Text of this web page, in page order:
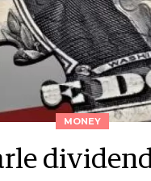
MONEY